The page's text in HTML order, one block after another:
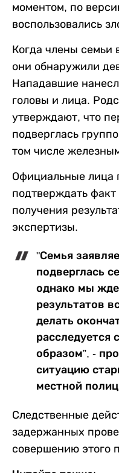
моментом, по
воспользовались
Когда члены семьи
они обнаружили
Нападавшие
головы и лица.
утверждают, что
подверглась
том числе
Официальные лица
подтверждать факт
получения
экспертизы.
"Семья
подверглась
однако мы
результатов
делать
образом”, -
ситуацию
местной
Следственные
задержанных
совершению этого